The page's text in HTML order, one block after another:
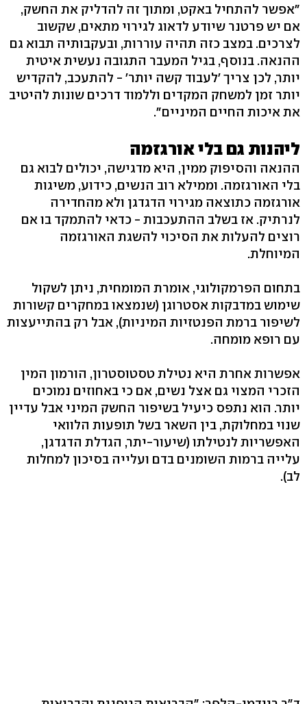
"אפשר להתחיל באקט, ומתוך זה להדליק את החשק,
אם יש פרטנר שיודע לדאוג לגירוי מתאים, שקשוב
לצרכים. במצב כזה תהיה עוררות, ובעקבותיה תבוא גם
ההנאה. בנוסף, בגיל המעבר התגובה נעשית איטית
יותר, לכן צריך 'לעבוד קשה יותר' - להתעכב, להקדיש
יותר זמן למשחק המקדים וללמוד דרכים שונות להיטיב
את איכות החיים המיניים‭."‬
ליהנות גם בלי אורגזמה
ההנאה והסיפוק ממין, היא מדגישה, יכולים לבוא גם
בלי האורגזמה. וממילא רוב הנשים, כידוע, משיגות
אורגזמה כתוצאה מגירוי הדגדגן ולא מהחדירה
לנרתיק. אז בשלב ההתעכבות - כדאי להתמקד בו אם
רוצים להעלות את הסיכוי להשגת האורגזמה
המיוחלת.
בתחום הפרמקולוגי, אומרת המומחית, ניתן לשקול
שימוש במדבקות אסטרוגן (שנמצאו במחקרים קשורות
לשיפור ברמת הפנטזיות המיניות), אבל רק בהתייעצות
עם רופא מומחה.
אפשרות אחרת היא נטילת טסטוסטרון, הורמון המין
הזכרי המצוי גם אצל נשים, אם כי באחוזים נמוכים
יותר. הוא נתפס כיעיל בשיפור החשק המיני אבל עדיין
שנוי במחלוקת, בין השאר בשל תופעות הלוואי
האפשריות לנטילתו (שיעור-יתר, הגדלת הדגדגן,
עלייה ברמות השומנים בדם ועלייה בסיכון למחלות
לב).